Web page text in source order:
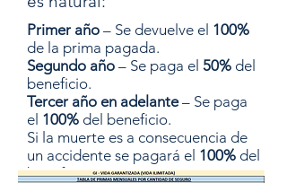
Primer año – Se devuelve el 100%
de la prima pagada.
Segundo año – Se paga el 50% del
beneficio.
Tercer año en adelante– Se paga
el 100% del beneficio.
Si la muerte es a consecuencia de
un accidente se pagará el 100% del
beneficio.